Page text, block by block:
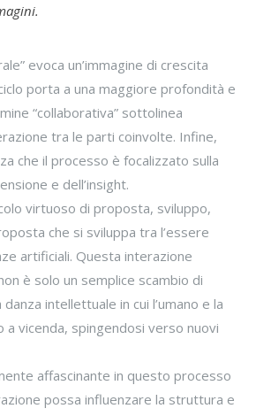
evoca un’immagine di crescita
porta a una maggiore profondità e
“collaborativa” sottolinea
tra le parti coinvolte. Infine,
che il processo è focalizzato sulla
e dell’insight.
virtuoso di proposta, sviluppo,
che si sviluppa tra l’essere
artificiali. Questa interazione
è solo un semplice scambio di
intellettuale in cui l’umano e la
a vicenda, spingendosi verso nuovi
affascinante in questo processo
possa influenzare la struttura e